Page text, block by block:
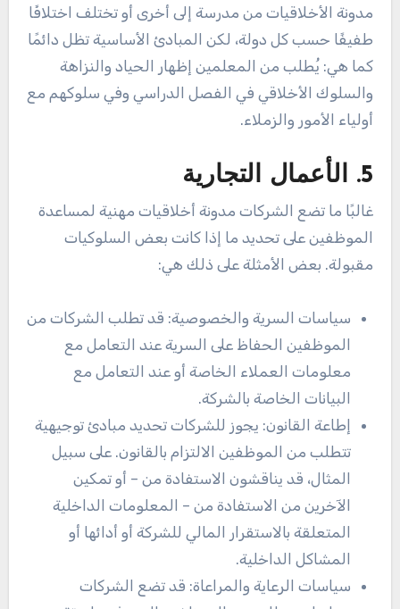
مدونة الأخلاقيات من مدرسة إلى أخرى أو تختلف اختلافًا
طفيفًا حسب كل دولة، لكن المبادئ الأساسية تظل دائمًا
كما هي: يُطلب من المعلمين إظهار الحياد والنزاهة
والسلوك الأخلاقي في الفصل الدراسي وفي سلوكهم مع
أولياء الأمور والزملاء.
5. الأعمال التجارية
غالبًا ما تضع الشركات مدونة أخلاقيات مهنية لمساعدة
الموظفين على تحديد ما إذا كانت بعض السلوكيات
مقبولة. بعض الأمثلة على ذلك هي:
سياسات السرية والخصوصية: قد تطلب الشركات من
الموظفين الحفاظ على السرية عند التعامل مع
معلومات العملاء الخاصة أو عند التعامل مع
البيانات الخاصة بالشركة.
إطاعة القانون: يجوز للشركات تحديد مبادئ توجيهية
تتطلب من الموظفين الالتزام بالقانون. على سبيل
المثال، قد يناقشون الاستفادة من – أو تمكين
الآخرين من الاستفادة من – المعلومات الداخلية
المتعلقة بالاستقرار المالي للشركة أو أدائها أو
المشاكل الداخلية.
سياسات الرعاية والمراعاة: قد تضع الشركات